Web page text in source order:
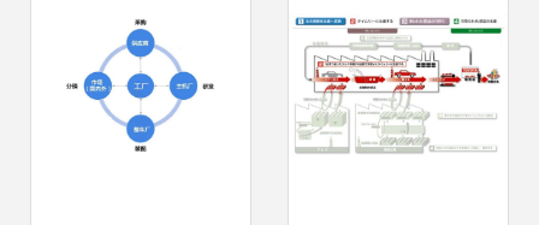
要 能